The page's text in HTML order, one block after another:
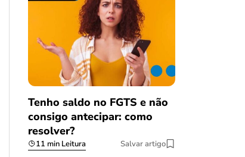
Tenho saldo no FGTS e não
consigo antecipar: como
resolver?
11 min Leitura Salvar artigo